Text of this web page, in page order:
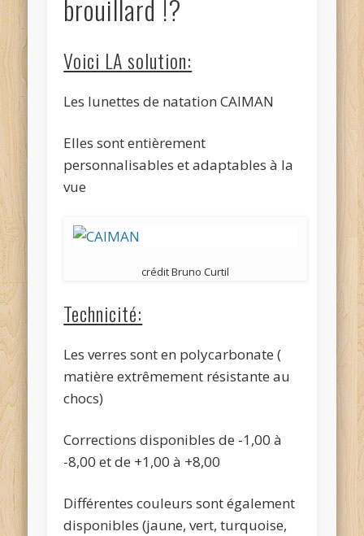
brouillard !?
Voici LA solution:
Les lunettes de natation CAIMAN
Elles sont entièrement
personnalisables et adaptables à la
vue
crédit Bruno Curtil
Technicité:
Les verres sont en polycarbonate (
matière extrêmement résistante au
chocs)
Corrections disponibles de -1,00 à
-8,00 et de +1,00 à +8,00
Différentes couleurs sont également
disponibles (jaune, vert, turquoise,